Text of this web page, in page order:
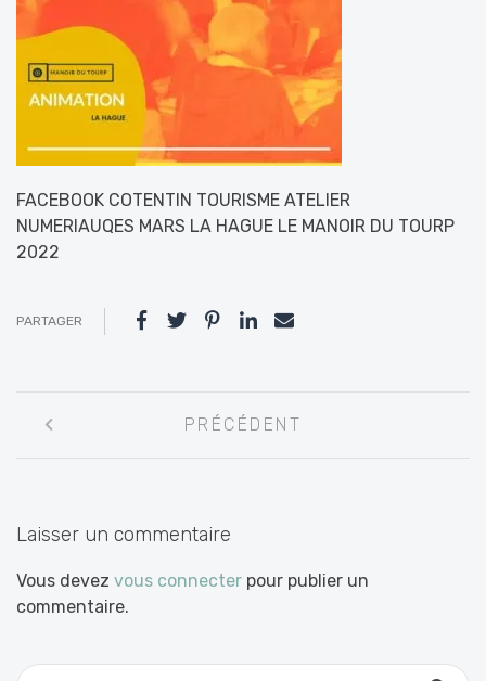
FACEBOOK COTENTIN TOURISME ATELIER
NUMERIAUQES MARS LA HAGUE LE MANOIR DU TOURP
2022
PARTAGER
entre
PRÉCÉDENT
Laisser un commentaire
Vous devez vous connecter pour publier un
commentaire.